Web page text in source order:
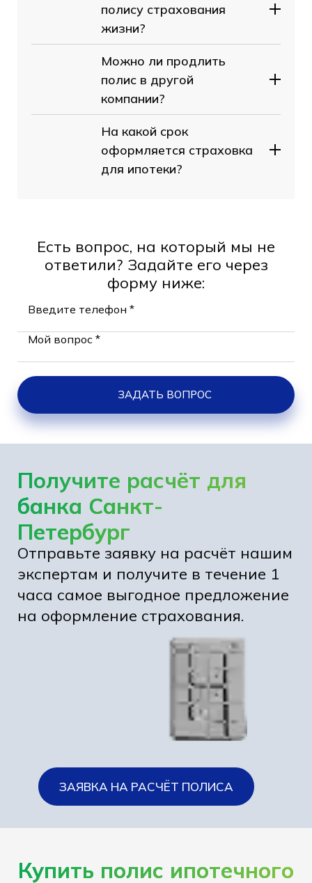
полису страхования
жизни?
Можно ли продлить
полис в другой
компании?
На какой срок
оформляется страховка
для ипотеки?
Есть вопрос, на который мы не
ответили? Задайте его через
форму ниже:
Введите телефон *
Мой вопрос *
ЗАДАТЬ ВОПРОС
ЗАЯВКА НА РАСЧЁТ ПОЛИСА
Отправьте заявку на расчёт нашим
экспертам и получите в течение 1
часа самое выгодное предложение
на оформление страхования.
Получите расчёт для
банка Санкт-
Петербург
Купить полис ипотечного